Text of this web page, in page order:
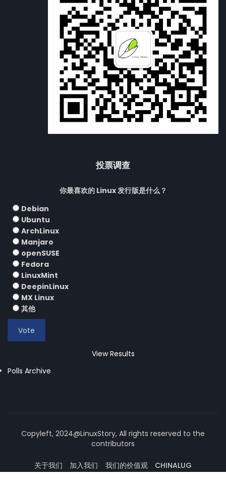
投票调查
你最喜欢的 Linux 发行版是什么？
Debian
Ubuntu
ArchLinux
Manjaro
openSUSE
Fedora
LinuxMint
DeepinLinux
MX Linux
其他
View Results
Polls Archive
Copyleft, 2024@LinuxStory, All rights reserved to the
contributors
关于我们 加入我们 我们的价值观
CHINALUG